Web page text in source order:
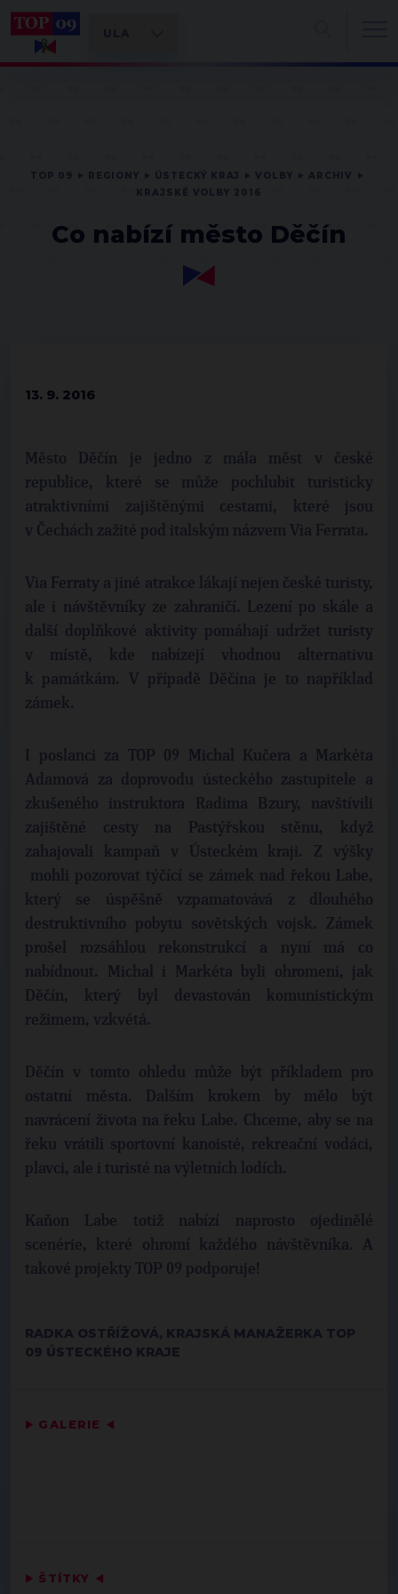
Co nabízí město Děčín
13. 9. 2016
Město Děčín je jedno z mála měst v české
republice, které se může pochlubit turisticky
atraktivními zajištěnými cestami, které jsou
v Čechách zažité pod italským názvem Via Ferrata.
Via Ferraty a jiné atrakce lákají nejen české turisty,
ale i návštěvníky ze zahraničí. Lezení po skále a
další doplňkové aktivity pomáhají udržet turisty
v místě, kde nabízejí vhodnou alternativu
k památkám. V případě Děčína je to například
zámek.
I poslanci za TOP 09 Michal Kučera a Markéta
Adamová za doprovodu ústeckého zastupitele a
zkušeného instruktora Radima Bzury, navštívili
zajištěné cesty na Pastýřskou stěnu, když
zahajovali kampaň v Ústeckém kraji. Z výšky
mohli pozorovat týčící se zámek nad řekou Labe,
který se úspěšně vzpamatovává z dlouhého
destruktivního pobytu sovětských vojsk. Zámek
prošel rozsáhlou rekonstrukcí a nyní má co
nabídnout. Michal i Markéta byli ohromeni, jak
Děčín, který byl devastován komunistickým
režimem, vzkvétá.
Děčín v tomto ohledu může být příkladem pro
ostatní města. Dalším krokem by mělo být
navrácení života na řeku Labe. Chceme, aby se na
řeku vrátili sportovní kanoisté, rekreační vodáci,
plavci, ale i turisté na výletních lodích.
Kaňon Labe totiž nabízí naprosto ojedinělé
scenérie, které ohromí každého návštěvníka. A
takové projekty TOP 09 podporuje!
RADKA OSTŘÍŽOVÁ, KRAJSKÁ MANAŽERKA TOP
09 ÚSTECKÉHO KRAJE
▶ GALERIE ◀
▶ ŠTÍTKY ◀